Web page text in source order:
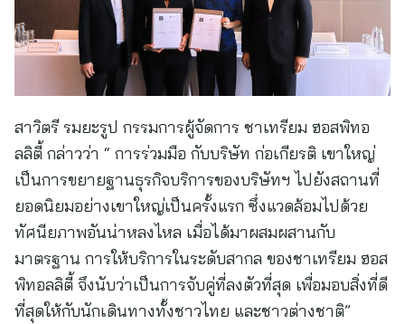
สาวิตรี รมยะรูป กรรมการผู้จัดการ ชาเทรียม ฮอสพิทอ
ลลิตี้ กล่าวว่า “ การร่วมมือ กับบริษัท ก่อเกียรติ เขาใหญ่
เป็นการขยายฐานธุรกิจบริการของบริษัทฯ ไปยังสถานที่
ยอดนิยมอย่างเขาใหญ่เป็นครั้งแรก ซึ่งแวดล้อมไปด้วย
ทัศนียภาพอันน่าหลงไหล เมื่อได้มาผสมผสานกับ
มาตรฐาน การให้บริการในระดับสากล ของชาเทรียม ฮอส
พิทอลลิตี้ จึงนับว่าเป็นการจับคู่ที่ลงตัวที่สุด เพื่อมอบสิ่งที่ดี
ที่สุดให้กับนักเดินทางทั้งชาวไทย และชาวต่างชาติ”